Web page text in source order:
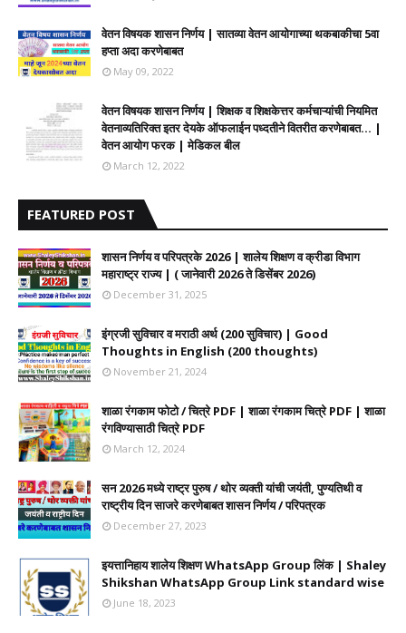
वेतन विषयक शासन निर्णय | सातव्या वेतन आयोगाच्या थकबाकीचा 5वा
हप्ता अदा करणेबाबत
May 09, 2022
वेतन विषयक शासन निर्णय | शिक्षक व शिक्षकेत्तर कर्मचाऱ्यांची नियमित
वेतनाव्यतिरिक्त इतर देयके ऑफलाईन पध्दतीने वितरीत करणेबाबत... |
वेतन आयोग फरक | मेडिकल बील
March 12, 2022
FEATURED POST
शासन निर्णय व परिपत्रके 2026 | शालेय शिक्षण व क्रीडा विभाग
महाराष्ट्र राज्य | ( जानेवारी 2026 ते डिसेंबर 2026)
December 31, 2025
इंग्रजी सुविचार व मराठी अर्थ (200 सुविचार) | Good
Thoughts in English (200 thoughts)
November 21, 2024
शाळा रंगकाम फोटो / चित्रे PDF | शाळा रंगकाम चित्रे PDF | शाळा
रंगविण्यासाठी चित्रे PDF
March 12, 2024
सन 2026 मध्ये राष्ट्र पुरुष / थोर व्यक्ती यांची जयंती, पुण्यतिथी व
राष्ट्रीय दिन साजरे करणेबाबत शासन निर्णय / परिपत्रक
December 27, 2023
इयत्तानिहाय शालेय शिक्षण WhatsApp Group लिंक | Shaley
Shikshan WhatsApp Group Link standard wise
June 18, 2023